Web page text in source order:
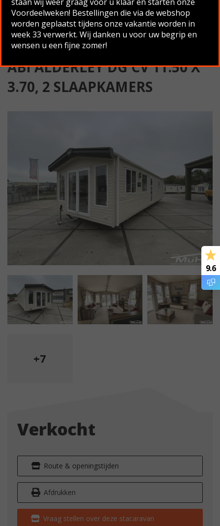
Slaapkamers
Terug naar overzicht
ABI ALDERLEY DG CV 11.50 X
3.70, 2 SLAAPKAMERS
+7
Verkocht
Route & openingstijden
Afdrukken
Vraag stellen over deze stacaravan
Voordeelweken! Bestellingen die via de webshop
worden geplaatst tijdens onze vakantie worden in
week 33 verwerkt. Wij danken u voor uw begrip en
wensen u een fijne zomer!
9.6